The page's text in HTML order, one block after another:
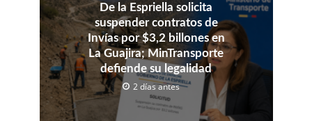
De la Espriella solicita
suspender contratos de
Invías por $3,2 billones en
La Guajira; MinTransporte
defiende su legalidad
2 días antes